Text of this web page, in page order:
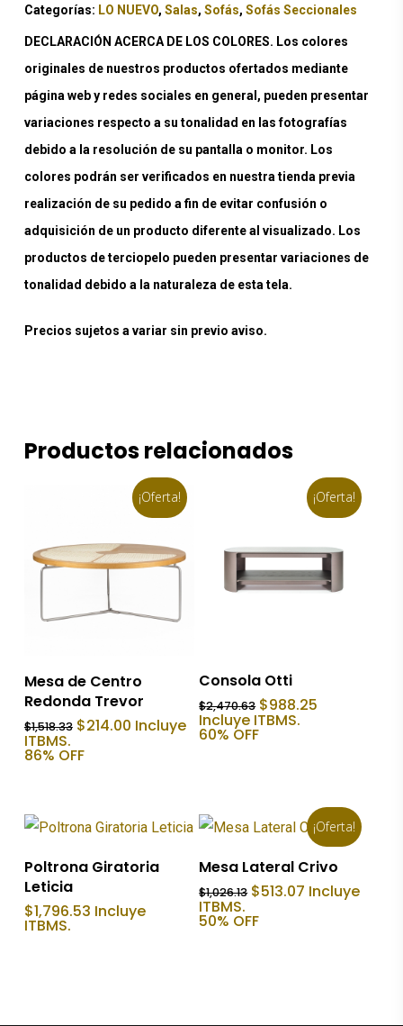
Categorías: LO NUEVO, Salas, Sofás, Sofás Seccionales
DECLARACIÓN ACERCA DE LOS COLORES. Los colores
originales de nuestros productos ofertados mediante
página web y redes sociales en general, pueden presentar
variaciones respecto a su tonalidad en las fotografías
debido a la resolución de su pantalla o monitor. Los
colores podrán ser verificados en nuestra tienda previa
realización de su pedido a fin de evitar confusión o
adquisición de un producto diferente al visualizado. Los
productos de terciopelo pueden presentar variaciones de
tonalidad debido a la naturaleza de esta tela.
Precios sujetos a variar sin previo aviso.
Productos relacionados
¡Oferta!
Añadir Al Carrito
Mesa de Centro
Redonda Trevor
$1,518.33 El
original
$214.00El
precio
Incluye
ITBMS.
86% OFF
¡Oferta!
Añadir Al Carrito
Consola Otti
$2,470.63 El
precio
original
$988.25
Incluye ITBMS.
60% OFF
Añadir Al Carrito
Poltrona Giratoria
Leticia
$1,796.53 Incluye
ITBMS.
¡Oferta!
Añadir Al Carrito
Mesa Lateral Crivo
$1,026.13 El
original
$513.07 El
precio
Incluye
ITBMS.
50% OFF